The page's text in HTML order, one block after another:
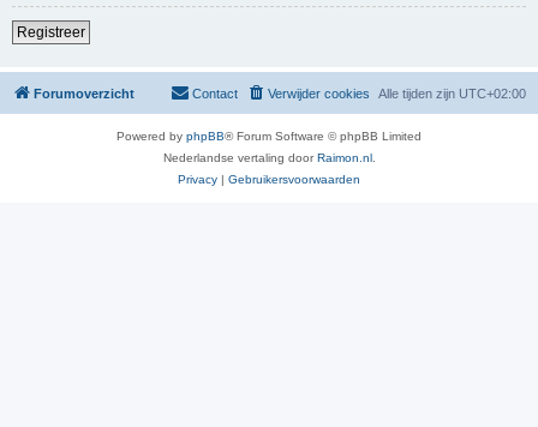
Registreer
Forumoverzicht Alle tijden zijn UTC+02:00
Verwijder cookies
Contact
Powered by phpBB® Forum Software © phpBB Limited
Nederlandse vertaling doorRaimon.nl.
Privacy | Gebruikersvoorwaarden